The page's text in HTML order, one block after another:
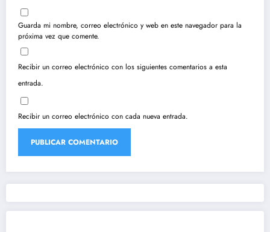
Guarda mi nombre, correo electrónico y web en este navegador para la
próxima vez que comente.
Recibir un correo electrónico con los siguientes comentarios a esta
entrada.
Recibir un correo electrónico con cada nueva entrada.